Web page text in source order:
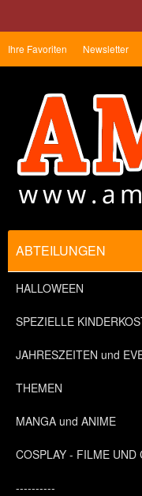
Ihre Favoriten Newsletter
ABTEILUNGEN
HALLOWEEN
SPEZIELLE
JAHRESZEITEN und
THEMEN
MANGA und ANIME
COSPLAY - FILME UND
----------